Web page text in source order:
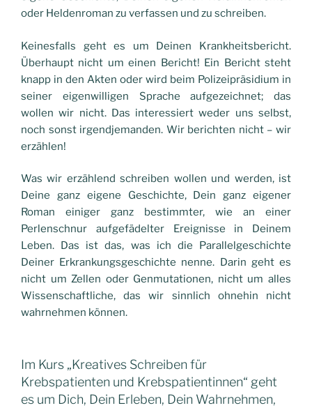
oder Heldenroman zu verfassen und zu schreiben.
Keinesfalls geht es um Deinen Krankheitsbericht.
Überhaupt nicht um einen Bericht! Ein Bericht steht
knapp in den Akten oder wird beim Polizeipräsidium in
seiner eigenwilligen Sprache aufgezeichnet; das
wollen wir nicht. Das interessiert weder uns selbst,
noch sonst irgendjemanden. Wir berichten nicht – wir
erzählen!
Was wir erzählend schreiben wollen und werden, ist
Deine ganz eigene Geschichte, Dein ganz eigener
Roman einiger ganz bestimmter, wie an einer
Perlenschnur aufgefädelter Ereignisse in Deinem
Leben. Das ist das, was ich die Parallelgeschichte
Deiner Erkrankungsgeschichte nenne. Darin geht es
nicht um Zellen oder Genmutationen, nicht um alles
Wissenschaftliche, das wir sinnlich ohnehin nicht
wahrnehmen können.
Im Kurs „Kreatives Schreiben für
Krebspatienten und Krebspatientinnen“ geht
es um Dich, Dein Erleben, Dein Wahrnehmen,